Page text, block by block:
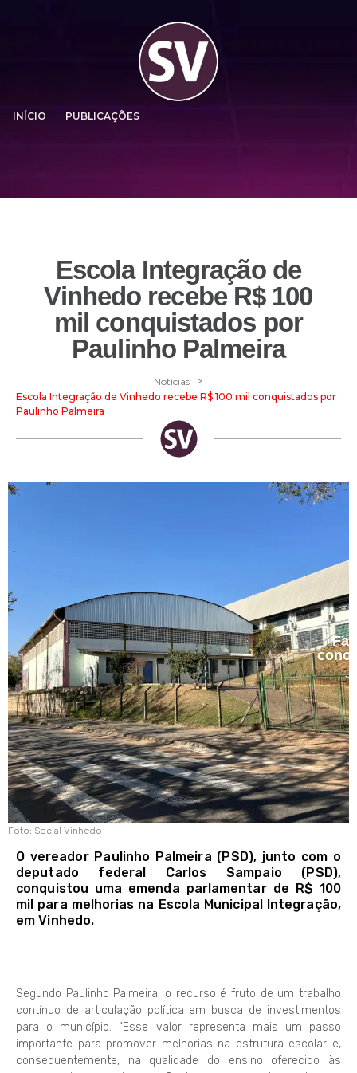
INÍCIO PUBLICAÇÕES
Escola Integração de
Vinhedo recebe R$ 100
mil conquistados por
Paulinho Palmeira
Notícias >
Escola Integração de Vinhedo recebe R$ 100 mil conquistados por
Paulinho Palmeira
Foto: Social Vinhedo
O vereador Paulinho Palmeira (PSD), junto com o
deputado federal Carlos Sampaio (PSD),
conquistou uma emenda parlamentar de R$ 100
mil para melhorias na Escola Municipal Integração,
em Vinhedo.
Segundo Paulinho Palmeira, o recurso é fruto de um trabalho
contínuo de articulação política em busca de investimentos
para o município. “Esse valor representa mais um passo
importante para promover melhorias na estrutura escolar e,
consequentemente, na qualidade do ensino oferecido às